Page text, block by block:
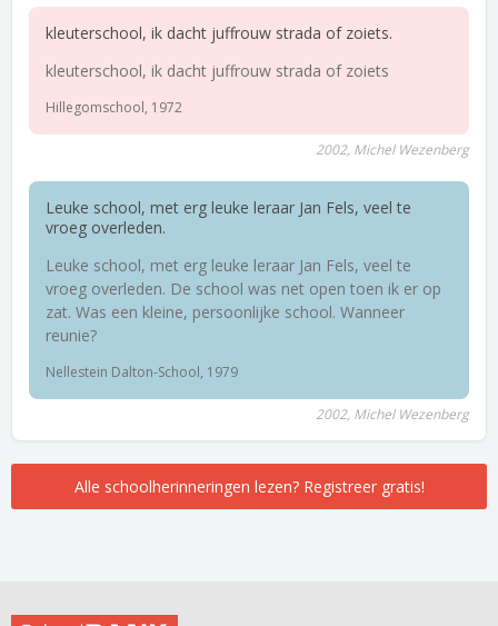
kleuterschool, ik dacht juffrouw strada of zoiets.
kleuterschool, ik dacht juffrouw strada of zoiets
Hillegomschool, 1972
2002, Michel Wezenberg
Leuke school, met erg leuke leraar Jan Fels, veel te
vroeg overleden.
Leuke school, met erg leuke leraar Jan Fels, veel te
vroeg overleden. De school was net open toen ik er op
zat. Was een kleine, persoonlijke school. Wanneer
reunie?
Nellestein Dalton-School, 1979
2002, Michel Wezenberg
Alle schoolherinneringen lezen? Registreer gratis!